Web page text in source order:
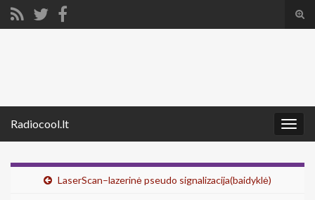
Radiocool.lt
LaserScan–lazerinė pseudo signalizacija(baidyklė)